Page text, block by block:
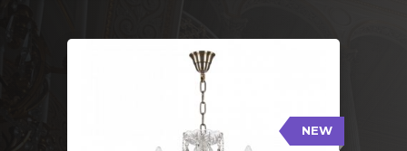
NEW
117/10+5/240 Pa